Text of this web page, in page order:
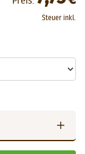
Steuer inkl.